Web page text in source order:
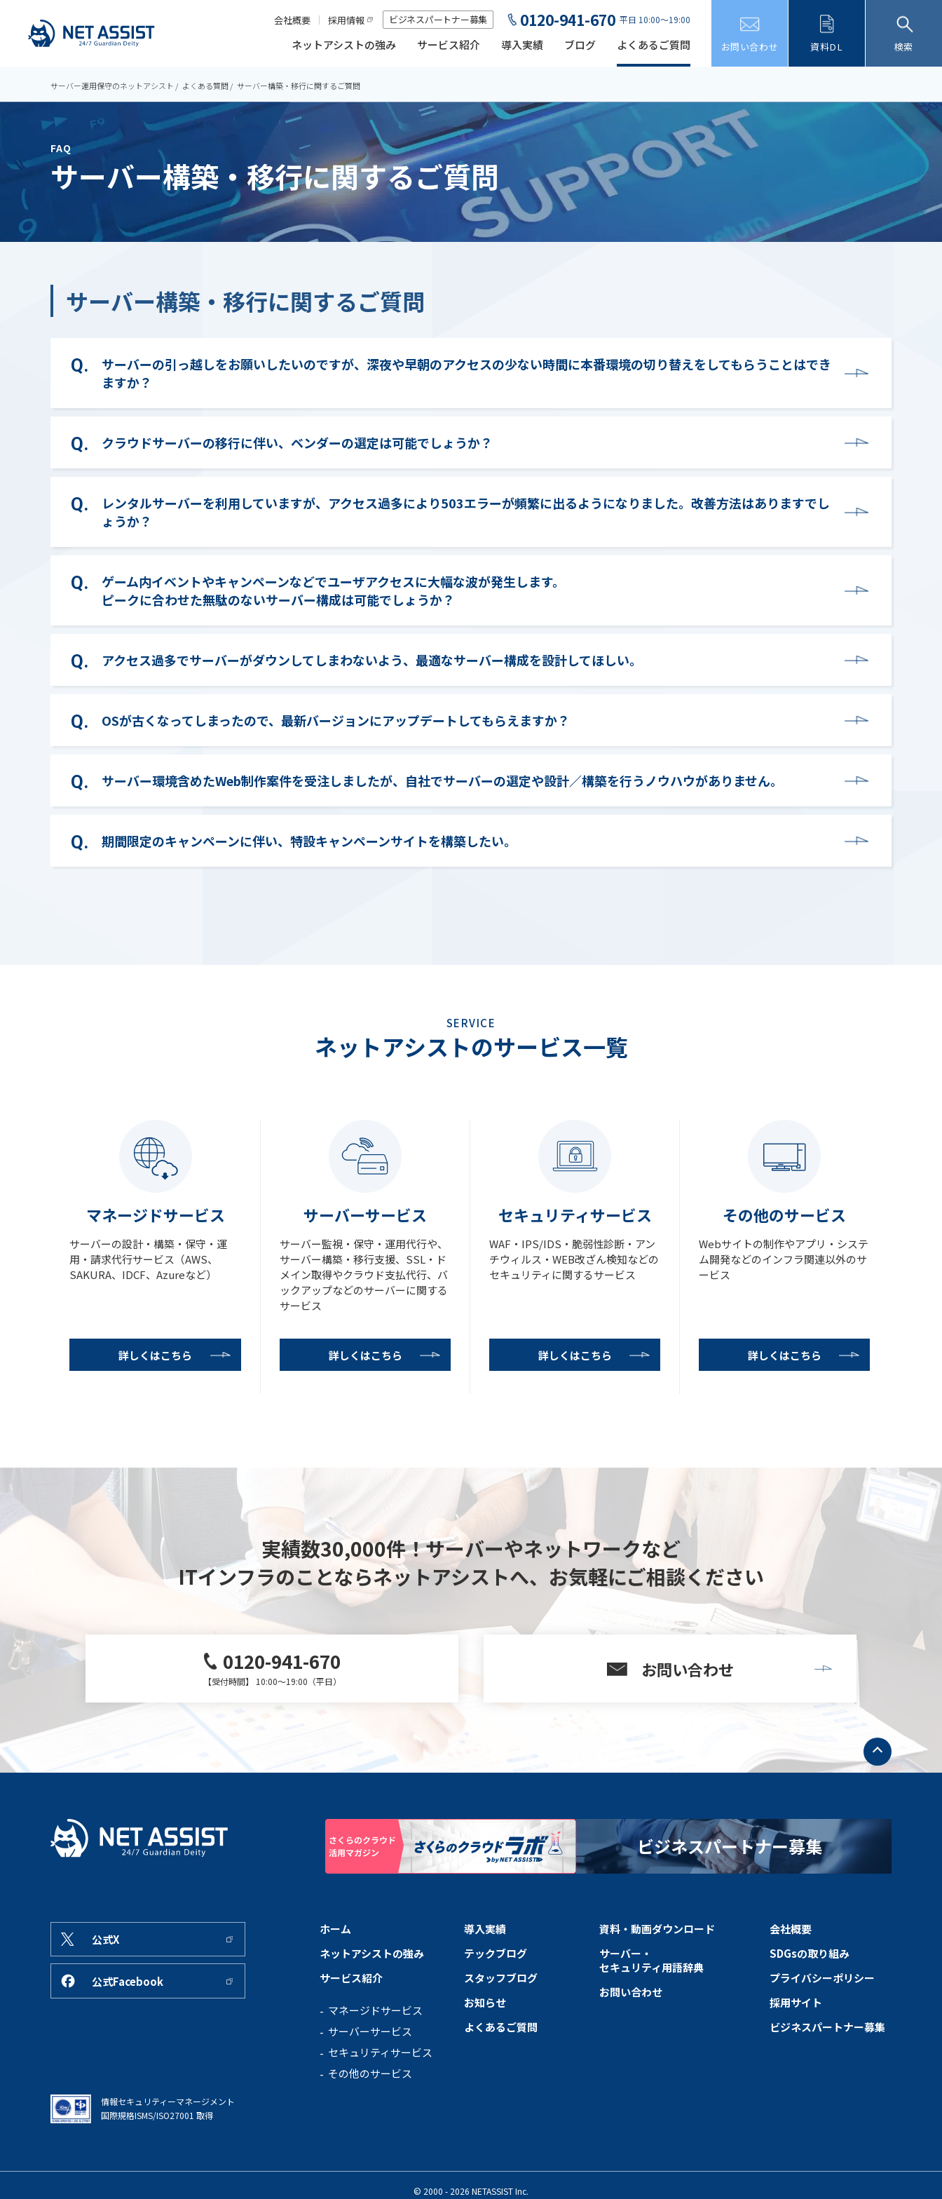
ネットアシストの強み サービス紹介 導入実績 ブログ よくあるご質問
会社概要 採用情報 ビジネスパートナー募集 0120-941-670 平日 10:00～19:00
お問い合わせ 資料DL 検索
サーバー運用保守のネットアシスト よくある質問 サーバー構築・移行に関するご質問
FAQ
サーバー構築・移行に関するご質問
サーバー構築・移行に関するご質問
サーバーの引っ越しをお願いしたいのですが、深夜や早朝のアクセスの少ない時間に本番環境の切り替えをしてもらうことはでき
ますか？
クラウドサーバーの移行に伴い、ベンダーの選定は可能でしょうか？
レンタルサーバーを利用していますが、アクセス過多により503エラーが頻繁に出るようになりました。改善方法はありますでし
ょうか？
ゲーム内イベントやキャンペーンなどでユーザアクセスに大幅な波が発生します。
ピークに合わせた無駄のないサーバー構成は可能でしょうか？
アクセス過多でサーバーがダウンしてしまわないよう、最適なサーバー構成を設計してほしい。
OSが古くなってしまったので、最新バージョンにアップデートしてもらえますか？
サーバー環境含めたWeb制作案件を受注しましたが、自社でサーバーの選定や設計／構築を行うノウハウがありません。
期間限定のキャンペーンに伴い、特設キャンペーンサイトを構築したい。
SERVICE
ネットアシストのサービス一覧
マネージドサービス
サーバーの設計・構築・保守・運
用・請求代行サービス（AWS、
SAKURA、IDCF、Azureなど）
詳しくはこちら
サーバーサービス
サーバー監視・保守・運用代行や、
サーバー構築・移行支援、SSL・ド
メイン取得やクラウド支払代行、バ
ックアップなどのサーバーに関する
サービス
詳しくはこちら
セキュリティサービス
WAF・IPS/IDS・脆弱性診断・アン
チウィルス・WEB改ざん検知などの
セキュリティに関するサービス
詳しくはこちら
その他のサービス
Webサイトの制作やアプリ・システ
ム開発などのインフラ関連以外のサ
ービス
詳しくはこちら
実績数30,000件！サーバーやネットワークなど
ITインフラのことならネットアシストへ、 お気軽にご相談ください
0120-941-670
【受付時間】 10:00～19:00（平日）
お問い合わせ
ト
ッ
プ
へ
ホーム
ネットアシストの強み
サービス紹介
マネージドサービス
サーバーサービス
セキュリティサービス
その他のサービス
導入実績
テックブログ
スタッフブログ
お知らせ
よくあるご質問
資料・動画ダウンロード
サーバー・
セキュリティ用語辞典
お問い合わせ
会社概要
SDGsの取り組み
プライバシーポリシー
採用サイト
ビジネスパートナー募集
ビジネスパートナー募集
公式X
公式Facebook
情報セキュリティーマネージメント
国際規格ISMS/ISO27001 取得
© 2000 - 2026 NETASSIST Inc.